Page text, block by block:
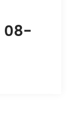
08-